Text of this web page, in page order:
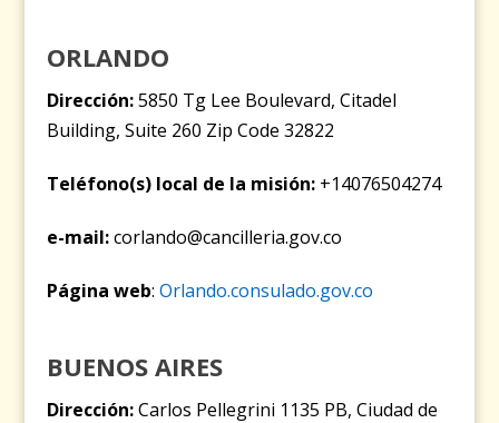
ORLANDO
Dirección:5850 Tg Lee Boulevard, Citadel
Building, Suite 260 Zip Code 32822
Teléfono(s) local de la misión: +14076504274
e-mail:corlando@cancilleria.gov.co
Página web:Orlando.consulado.gov.co
BUENOS AIRES
Dirección:Carlos Pellegrini 1135 PB, Ciudad de